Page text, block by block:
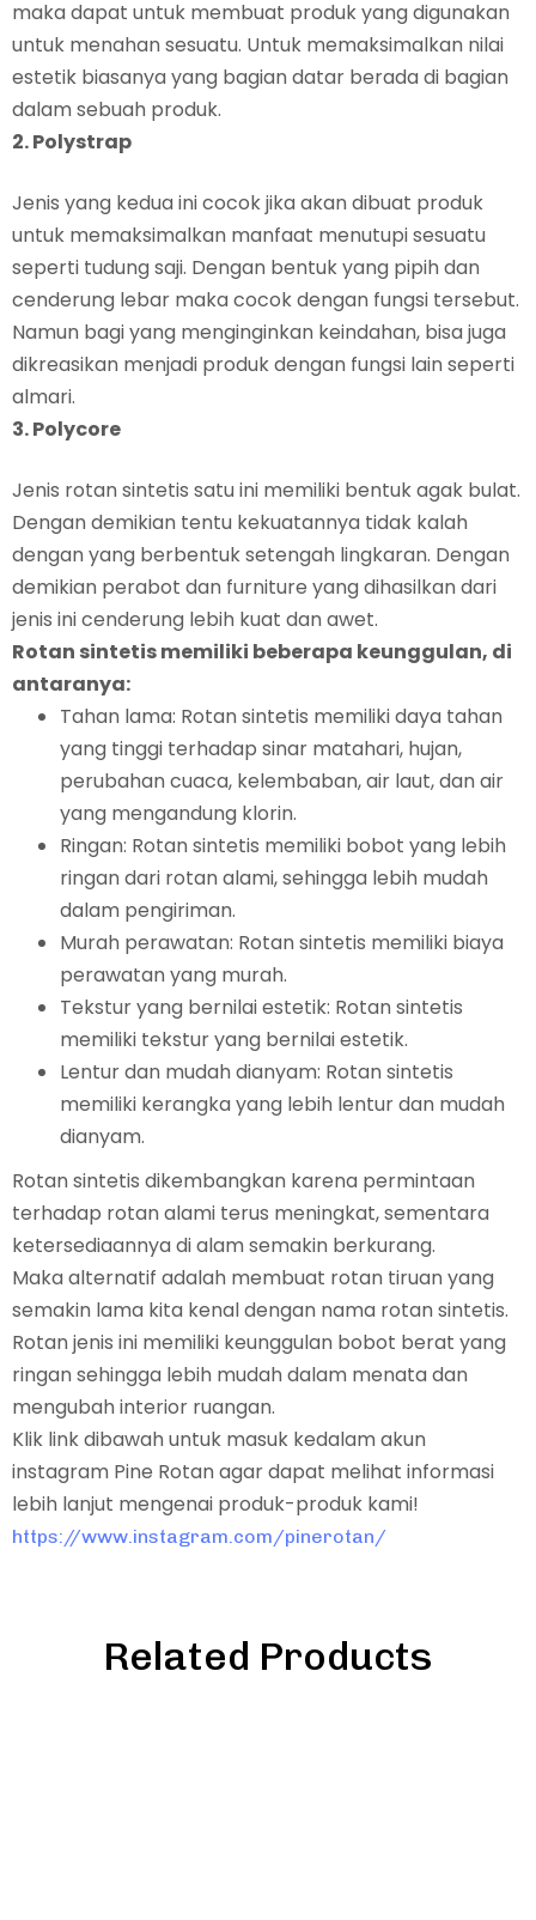
maka dapat untuk membuat produk yang digunakan
untuk menahan sesuatu. Untuk memaksimalkan nilai
estetik biasanya yang bagian datar berada di bagian
dalam sebuah produk.
2. Polystrap
Jenis yang kedua ini cocok jika akan dibuat produk
untuk memaksimalkan manfaat menutupi sesuatu
seperti tudung saji. Dengan bentuk yang pipih dan
cenderung lebar maka cocok dengan fungsi tersebut.
Namun bagi yang menginginkan keindahan, bisa juga
dikreasikan menjadi produk dengan fungsi lain seperti
almari.
3. Polycore
Jenis rotan sintetis satu ini memiliki bentuk agak bulat.
Dengan demikian tentu kekuatannya tidak kalah
dengan yang berbentuk setengah lingkaran. Dengan
demikian perabot dan furniture yang dihasilkan dari
jenis ini cenderung lebih kuat dan awet.
Rotan sintetis memiliki beberapa keunggulan, di
antaranya:
Tahan lama: Rotan sintetis memiliki daya tahan
yang tinggi terhadap sinar matahari, hujan,
perubahan cuaca, kelembaban, air laut, dan air
yang mengandung klorin.
Ringan: Rotan sintetis memiliki bobot yang lebih
ringan dari rotan alami, sehingga lebih mudah
dalam pengiriman.
Murah perawatan: Rotan sintetis memiliki biaya
perawatan yang murah.
Tekstur yang bernilai estetik: Rotan sintetis
memiliki tekstur yang bernilai estetik.
Lentur dan mudah dianyam: Rotan sintetis
memiliki kerangka yang lebih lentur dan mudah
dianyam.
Rotan sintetis dikembangkan karena permintaan
terhadap rotan alami terus meningkat, sementara
ketersediaannya di alam semakin berkurang.
Maka alternatif adalah membuat rotan tiruan yang
semakin lama kita kenal dengan nama rotan sintetis.
Rotan jenis ini memiliki keunggulan bobot berat yang
ringan sehingga lebih mudah dalam menata dan
mengubah interior ruangan.
Klik link dibawah untuk masuk kedalam akun
instagram Pine Rotan agar dapat melihat informasi
lebih lanjut mengenai produk-produk kami!
https://www.instagram.com/pinerotan/
Related Products